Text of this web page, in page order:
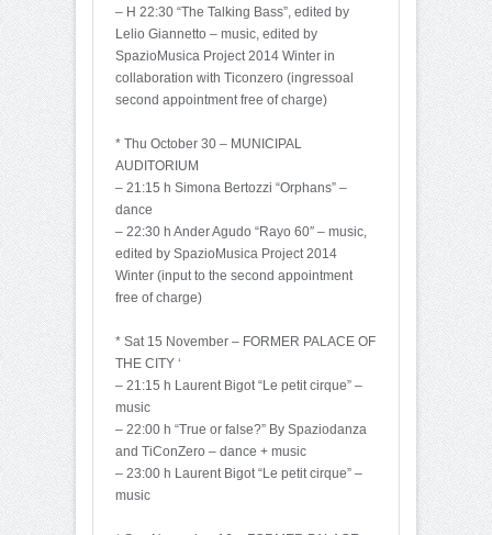
– H 22:30 “The Talking Bass”, edited by
Lelio Giannetto – music, edited by
SpazioMusica Project 2014 Winter in
collaboration with Ticonzero (ingressoal
second appointment free of charge)
* Thu October 30 – MUNICIPAL
AUDITORIUM
– 21:15 h Simona Bertozzi “Orphans” –
dance
– 22:30 h Ander Agudo “Rayo 60″ – music,
edited by SpazioMusica Project 2014
Winter (input to the second appointment
free of charge)
* Sat 15 November – FORMER PALACE OF
THE CITY ‘
– 21:15 h Laurent Bigot “Le petit cirque” –
music
– 22:00 h “True or false?” By Spaziodanza
and TiConZero – dance + music
– 23:00 h Laurent Bigot “Le petit cirque” –
music